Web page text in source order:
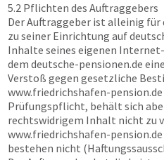
5.2 Pflichten des Auftraggebers
Der Auftraggeber ist alleinig
zu seiner Einrichtung auf
Inhalte seines eigenen
dem deutsche-pensionen.de
Verstoß gegen gesetzliche
www.friedrichshafen-pension.de
Prüfungspflicht, behält sich
rechtswidrigem Inhalt nicht zu
www.friedrichshafen-pension.de
bestehen nicht